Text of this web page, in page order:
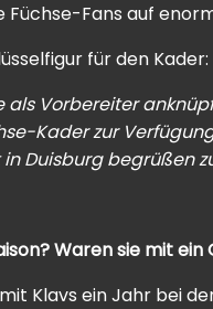
Füchse-Fans auf
für den Kader:
Vorbereiter
Kader zur
Duisburg begrüßen
Waren sie mit
Klavs ein Jahr bei